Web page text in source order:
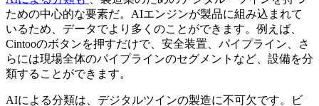
ための中心的な要素だ。AIエンジンが製品に組み込まれて
いるため、データでより多くのことができます。例えば、
Cintooのボタンを押すだけで、安全装置、パイプライン、さ
らには現場全体のパイプラインのセグメントなど、設備を分
類することができます。
AIによる分類は、デジタルツインの製造に不可欠です。ビ